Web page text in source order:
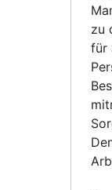
zu
für